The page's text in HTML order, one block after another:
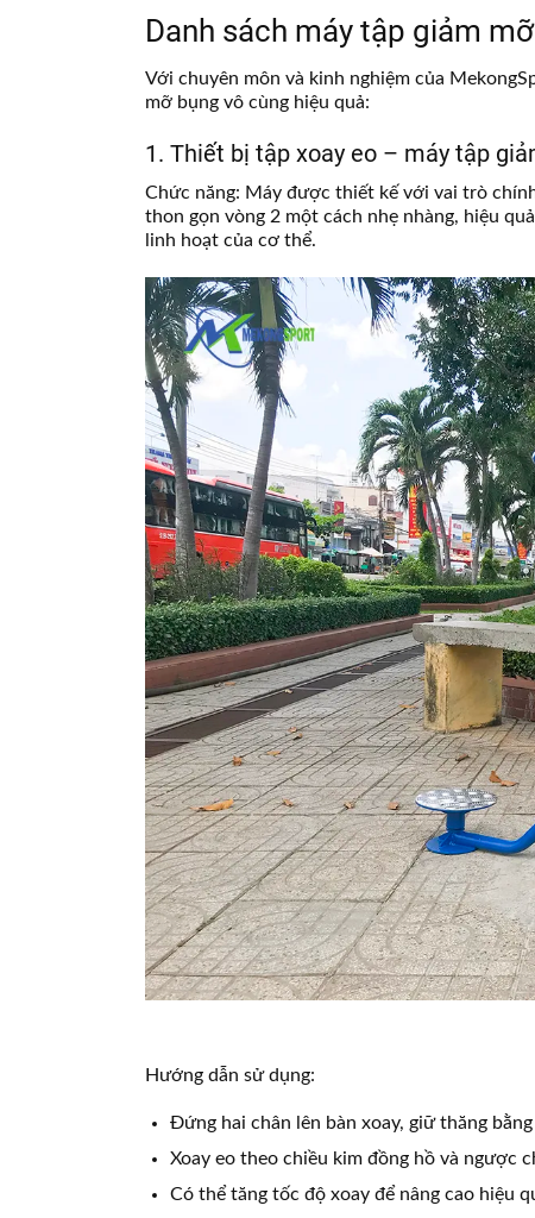
Danh sách máy tập giảm
Với chuyên môn và kinh nghiệm của
mỡ bụng vô cùng hiệu quả:
1. Thiết bị tập xoay eo – máy tập
Chức năng: Máy được thiết kế với vai trò
thon gọn vòng 2 một cách nhẹ nhàng, hiệu
linh hoạt của cơ thể.
Hướng dẫn sử dụng:
Đứng hai chân lên bàn xoay, giữ thăng
Xoay eo theo chiều kim đồng hồ và ngược
Có thể tăng tốc độ xoay để nâng cao hiệu